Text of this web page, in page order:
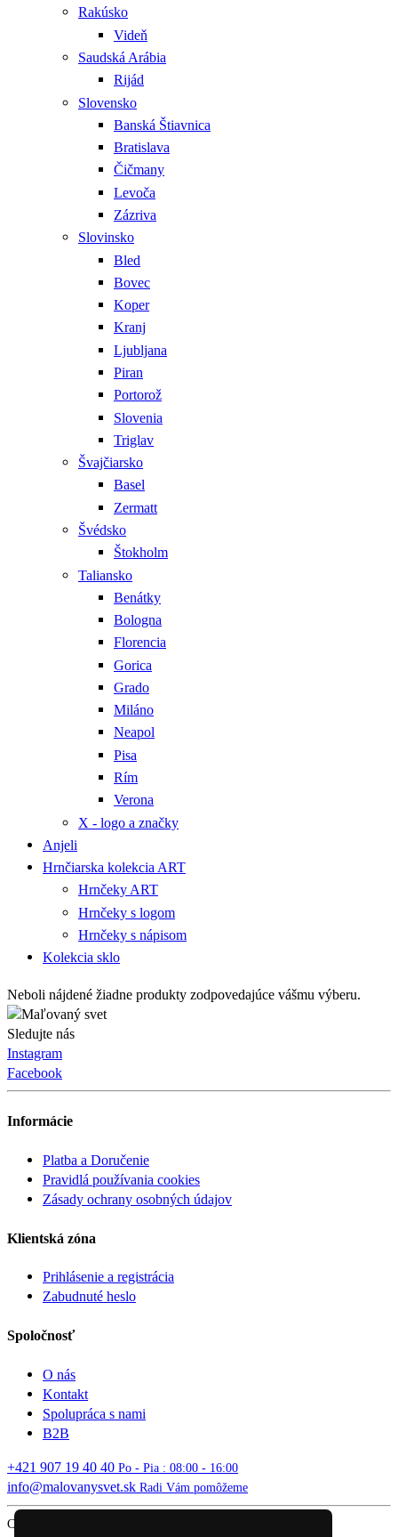
Rakúsko
Videň
Saudská Arábia
Rijád
Slovensko
Banská Štiavnica
Bratislava
Čičmany
Levoča
Zázriva
Slovinsko
Bled
Bovec
Koper
Kranj
Ljubljana
Piran
Portorož
Slovenia
Triglav
Švajčiarsko
Basel
Zermatt
Švédsko
Štokholm
Taliansko
Benátky
Bologna
Florencia
Gorica
Grado
Miláno
Neapol
Pisa
Rím
Verona
X - logo a značky
Anjeli
Hrnčiarska kolekcia ART
Hrnčeky ART
Hrnčeky s logom
Hrnčeky s nápisom
Kolekcia sklo
Neboli nájdené žiadne produkty zodpovedajúce vášmu výberu.
Sledujte nás
Instagram
Facebook
Informácie
Platba a Doručenie
Pravidlá používania cookies
Zásady ochrany osobných údajov
Klientská zóna
Prihlásenie a registrácia
Zabudnuté heslo
Spoločnosť
O nás
Kontakt
Spolupráca s nami
B2B
+421 907 19 40 40 Po - Pia : 08:00 - 16:00
info@malovanysvet.sk Radi Vám pomôžeme
Copyright © 2026 MALOVANÝ SVET. All rights reserved.